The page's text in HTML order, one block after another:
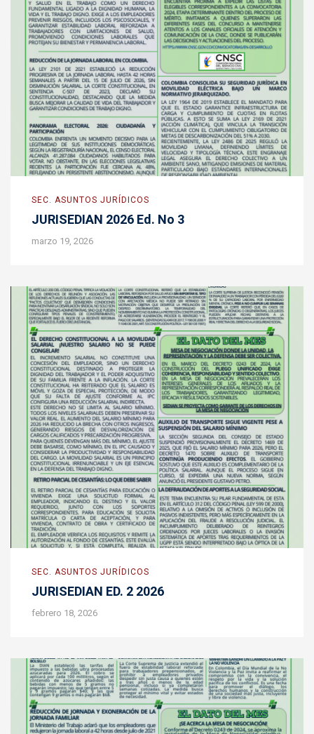
SEC. ASUNTOS JURÍDICOS
JURISEDIAN 2026 Ed. No 3
marzo 19, 2026
SEC. ASUNTOS JURÍDICOS
JURISEDIAN ED. 2 2026
febrero 18, 2026